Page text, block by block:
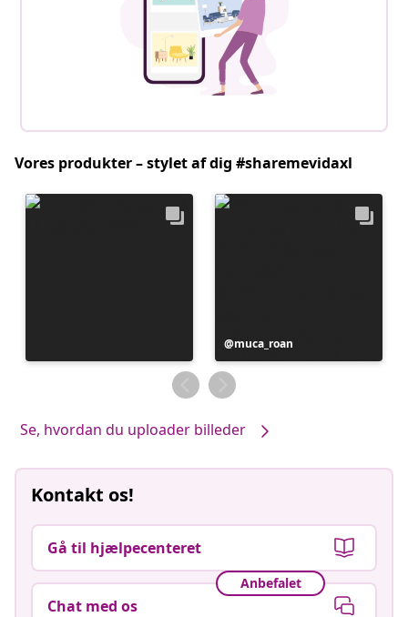
Vores produkter – stylet af dig #sharemevidaxl
Opslag
offentliggjort
af
muca_roan
Se, hvordan du uploader billeder
Kontakt os!
Gå til hjælpecenteret
Anbefalet
Chat med os